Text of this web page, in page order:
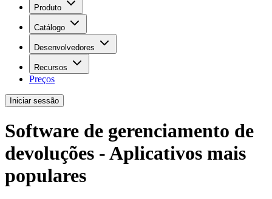
Produto
Catálogo
Desenvolvedores
Recursos
Preços
Iniciar sessão
Software de gerenciamento de
devoluções - Aplicativos mais
populares